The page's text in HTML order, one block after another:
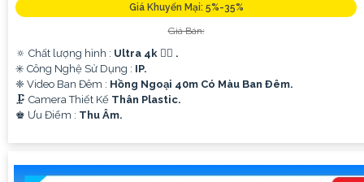
Giá Khuyến Mại: 5%-35%
Giá Bán:
🔅 Chất lượng hình : Ultra 4k 👍🏾 .
✳️ Công Nghệ Sử Dụng : IP.
❈ Video Ban Đêm : Hồng Ngoại 40m Có Màu Ban Ðêm.
🗜️ Camera Thiết Kế Thân Plastic.
️♚ Ưu Điểm : Thu Âm.